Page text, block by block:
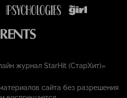
журнал StarHit (СтарХит)»
сайта без разрешения